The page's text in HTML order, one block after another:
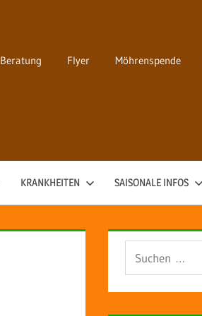
Beratung Flyer Möhrenspende
KRANKHEITEN SAISONALE INFOS